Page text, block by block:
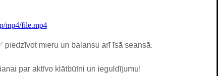
mp4/file.mp4
mieru un balansu arī īsā seansā.
par aktīvo klātbūtni un ieguldījumu!